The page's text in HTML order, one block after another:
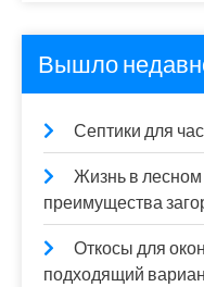
Вышло
Септики для
Жизнь в лесном
преимущества
Откосы для
подходящий